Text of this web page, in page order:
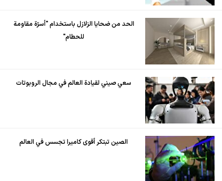
الحد من ضحايا الزلازل باستخدام "أسرّة مقاومة
للحطام"
سعي صيني لقيادة العالم في مجال الروبوتات
الصين تبتكر أقوى كاميرا تجسس في العالم